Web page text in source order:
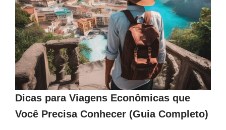
Dicas para Viagens Econômicas que
Você Precisa Conhecer (Guia Completo)